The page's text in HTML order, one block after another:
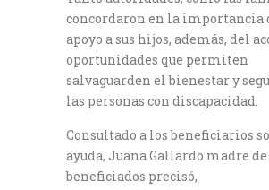
concordaron en la importancia
apoyo a sus hijos, además, del
oportunidades que permiten
salvaguarden el bienestar y
las personas con discapacidad.
Consultado a los beneficiarios
ayuda, Juana Gallardo madre de
beneficiados precisó,